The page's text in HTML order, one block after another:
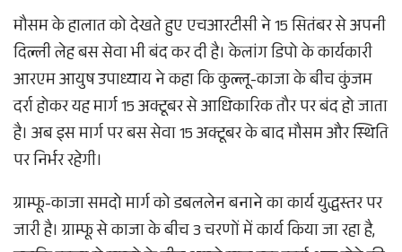
मौसम के हालात को देखते हुए एचआरटीसी ने 15 सितंबर से अपनी
दिल्ली लेह बस सेवा भी बंद कर दी है। केलांग डिपो के कार्यकारी
आरएम आयुष उपाध्याय ने कहा कि कुल्लू-काजा के बीच कुंजम
दर्रा होकर यह मार्ग 15 अक्टूबर से आधिकारिक तौर पर बंद हो जाता
है। अब इस मार्ग पर बस सेवा 15 अक्टूबर के बाद मौसम और स्थिति
पर निर्भर रहेगी।
ग्राम्फू-काजा समदो मार्ग को डबललेन बनाने का कार्य युद्धस्तर पर
जारी है। ग्राम्फू से काजा के बीच 3 चरणों में कार्य किया जा रहा है,